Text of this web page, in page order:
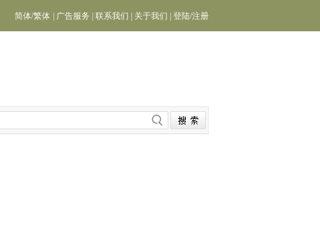
简体/繁体 广告服务 联系我们 关于我们 登陆/注册